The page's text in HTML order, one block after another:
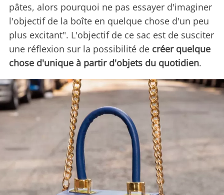
pâtes, alors pourquoi ne pas essayer d'imaginer
l'objectif de la boîte en quelque chose d'un peu
plus excitant". L'objectif de ce sac est de susciter
une réflexion sur la possibilité de créer quelque
chose d'unique à partir d'objets du quotidien.